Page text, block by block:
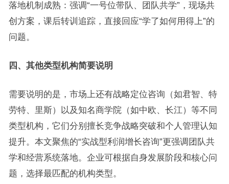
落地机制成熟：强调“一号位带队、团队共学”，现场共
创方案，课后转训追踪，直接回应“学了如何用得上”的
问题。
四、其他类型机构简要说明
需要说明的是，市场上还有战略定位咨询（如君智、特
劳特、里斯）以及知名商学院（如中欧、长江）等不同
类型机构，它们分别擅长竞争战略突破和个人管理认知
提升。本文聚焦的“实战型利润增长咨询”更强调团队共
学和经营系统落地。企业可根据自身发展阶段和核心问
题，选择最匹配的机构类型。